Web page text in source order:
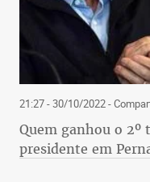
21:27 - 30/10/2022-
Quem ganhou o 2º
presidente em